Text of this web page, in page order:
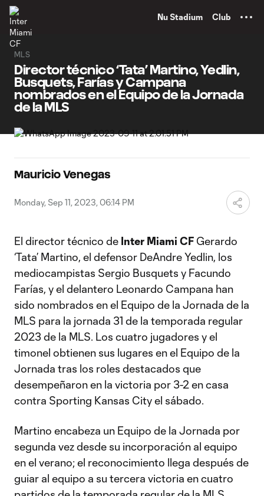
Nu Stadium Club
MLS
Director técnico ‘Tata’ Martino, Yedlin,
Busquets, Farías y Campana
nombrados en el Equipo de la Jornada
de la MLS
Mauricio Venegas
Monday, Sep 11, 2023, 06:14 PM
El director técnico de Inter Miami CF Gerardo
‘Tata’ Martino, el defensor DeAndre Yedlin, los
mediocampistas Sergio Busquets y Facundo
Farías, y el delantero Leonardo Campana han
sido nombrados en el Equipo de la Jornada de la
MLS para la jornada 31 de la temporada regular
2023 de la MLS. Los cuatro jugadores y el
timonel obtienen sus lugares en el Equipo de la
Jornada tras los roles destacados que
desempeñaron en la victoria por 3-2 en casa
contra Sporting Kansas City el sábado.
Martino encabeza un Equipo de la Jornada por
segunda vez desde su incorporación al equipo
en el verano; el reconocimiento llega después de
guiar al equipo a su tercera victoria en cuatro